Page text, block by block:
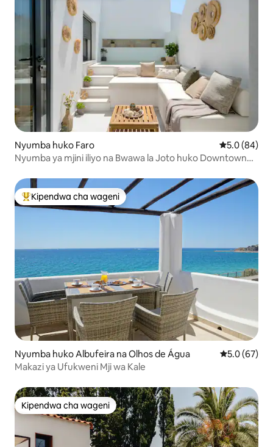
Nyumba huko Faro Ukadiriaji
5.0 (84)
Nyumba ya mjini iliyo na Bwawa la Joto huko Downtown
Kipendwa maarufu cha wageni
Kipendwa cha wageni
Nyumba huko Albufeira na Olhos de Água Ukadiriaji
5.0 (67)
Makazi ya Ufukweni Mji wa Kale
Kipendwa cha wageni
Kipendwa cha wageni